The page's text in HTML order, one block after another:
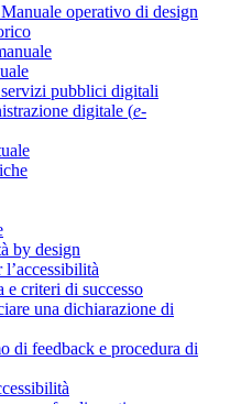
operativo di design
pubblici digitali
digitale (e-
by design
e criteri di successo
una dichiarazione di
di feedback e procedura di